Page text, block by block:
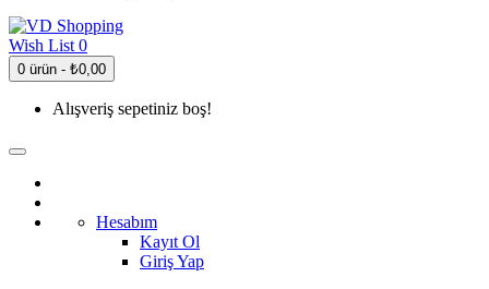
Wish List 0
0 ürün - ₺0,00
Alışveriş sepetiniz boş!
Hesabım
Kayıt Ol
Giriş Yap